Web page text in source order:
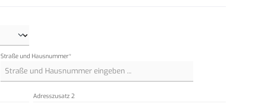
Straße und Hausnummer*
Adresszusatz 2